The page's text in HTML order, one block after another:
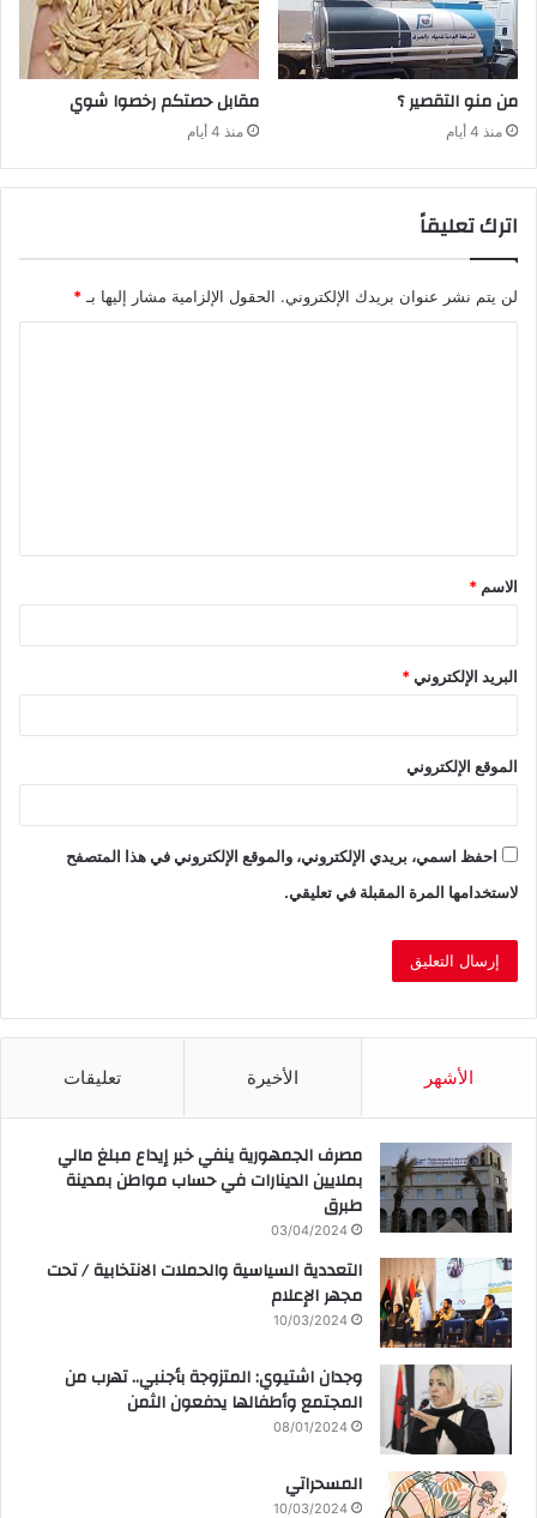
من‭ ‬منو‭ ‬التقصير‭ ‬؟
منذ 4 أيام
مقابل‭ ‬حصتكم‭ ‬رخصوا‭ ‬شوي
منذ 4 أيام
اترك تعليقاً
لن يتم نشر عنوان بريدك الإلكتروني. الحقول الإلزامية مشار إليها بـ *
ق
*
الاسم *
البريد الإلكتروني*
الموقع الإلكتروني
احفظ اسمي، بريدي الإلكتروني، والموقع الإلكتروني في هذا المتصفح
لاستخدامها المرة المقبلة في تعليقي.
الأشهر الأخيرة تعليقات
مصرف الجمهورية ينفي خبر إيداع مبلغ مالي
بملايين الدينارات في حساب مواطن بمدينة
طبرق
03/04/2024
التعددية السياسية والحملات الانتخابية / تحت
مجهر الإعلام
10/03/2024
وجدان اشتيوي: المتزوجة بأجنبي.. تهرب من
المجتمع وأطفالها يدفعون الثمن
08/01/2024
المسحراتي
10/03/2024